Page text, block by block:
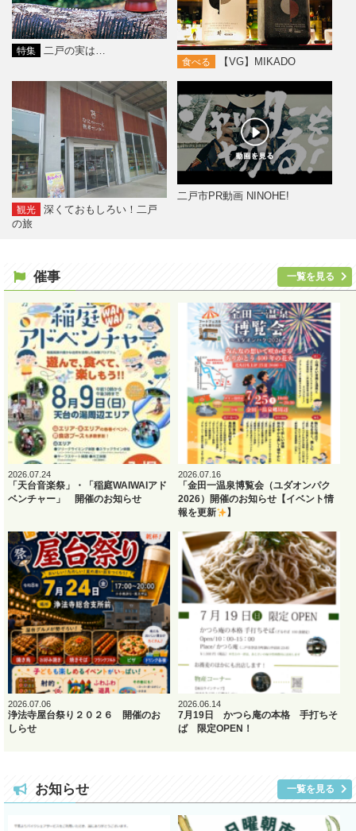
特集 二戸の実は…
食べる 【VG】MIKADO
観光
深くておもしろい！二戸
の旅
二戸市PR動画 NINOHE!
催事 一覧を見る
2026.07.24
「天台音楽祭」・「稲庭WAIWAIアド
ベンチャー」 開催のお知らせ
2026.07.16
「金田一温泉博覧会（ユダオンパク
2026）開催のお知らせ【イベント情
報を更新
】
2026.07.06
浄法寺屋台祭り２０２６ 開催のお
しらせ
2026.06.14
7月19日 かつら庵の本格 手打ちそ
ば 限定OPEN！
お知らせ 一覧を見る